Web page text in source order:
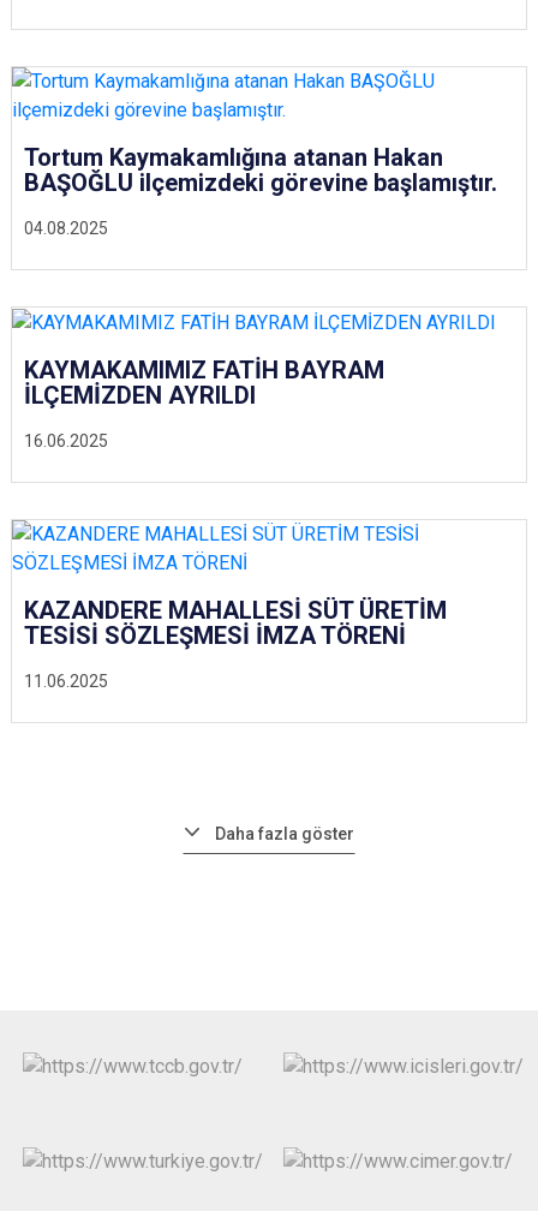
04.08.2025
Tortum Kaymakamlığına atanan Hakan
BAŞOĞLU ilçemizdeki görevine başlamıştır.
16.06.2025
KAYMAKAMIMIZ FATİH BAYRAM
İLÇEMİZDEN AYRILDI
11.06.2025
KAZANDERE MAHALLESİ SÜT ÜRETİM
TESİSİ SÖZLEŞMESİ İMZA TÖRENİ
Daha fazla göster